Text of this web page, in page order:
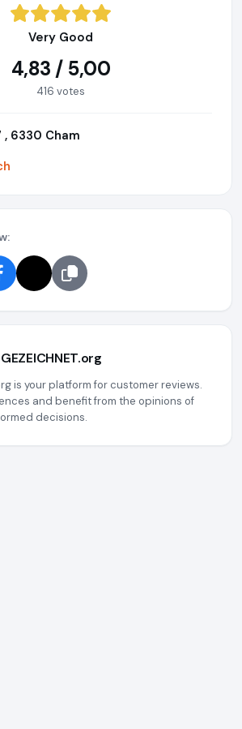
Very Good
4,83 / 5,00
416 votes
, 6330 Cham
is your platform for customer reviews.
and benefit from the opinions of
decisions.